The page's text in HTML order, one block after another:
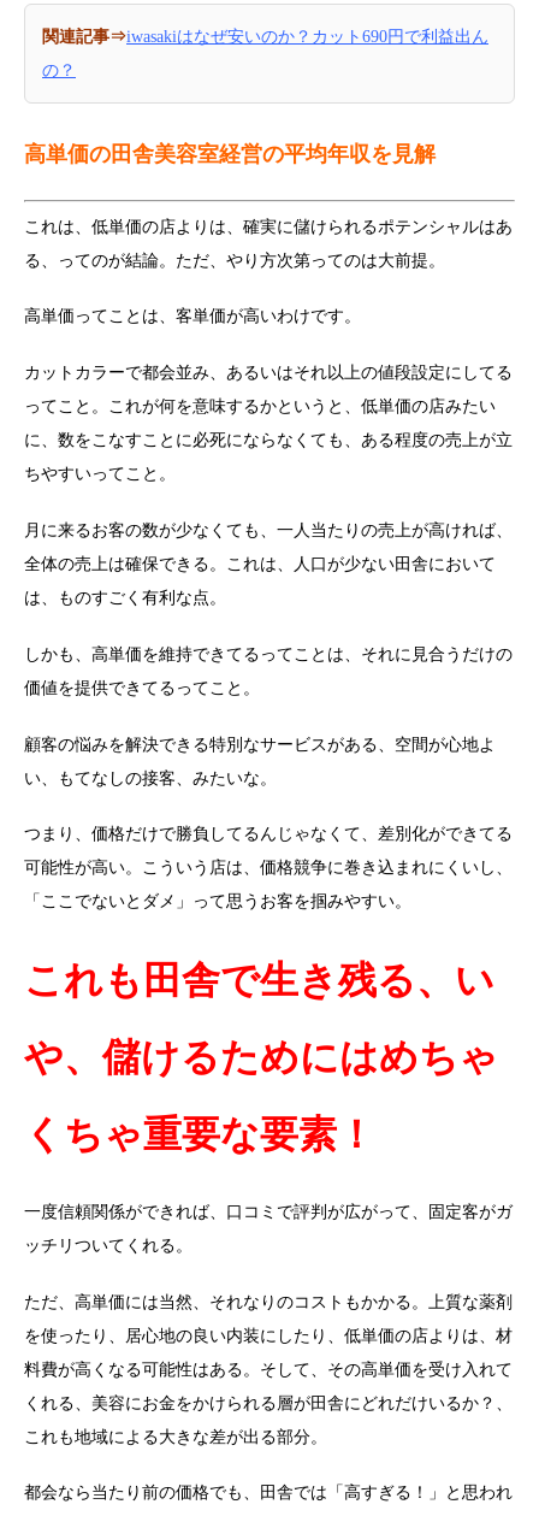
関連記事⇒iwasakiはなぜ安いのか？カット690円で利益出ん
の？
高単価の田舎美容室経営の平均年収を見解
これは、低単価の店よりは、確実に儲けられるポテンシャルはあ
る、ってのが結論。ただ、やり方次第ってのは大前提。
高単価ってことは、客単価が高いわけです。
カットカラーで都会並み、あるいはそれ以上の値段設定にしてる
ってこと。これが何を意味するかというと、低単価の店みたい
に、数をこなすことに必死にならなくても、ある程度の売上が立
ちやすいってこと。
月に来るお客の数が少なくても、一人当たりの売上が高ければ、
全体の売上は確保できる。これは、人口が少ない田舎において
は、ものすごく有利な点。
しかも、高単価を維持できてるってことは、それに見合うだけの
価値を提供できてるってこと。
顧客の悩みを解決できる特別なサービスがある、空間が心地よ
い、もてなしの接客、みたいな。
つまり、価格だけで勝負してるんじゃなくて、差別化ができてる
可能性が高い。こういう店は、価格競争に巻き込まれにくいし、
「ここでないとダメ」って思うお客を掴みやすい。
これも田舎で生き残る、い
や、儲けるためにはめちゃ
くちゃ重要な要素！
一度信頼関係ができれば、口コミで評判が広がって、固定客がガ
ッチリついてくれる。
ただ、高単価には当然、それなりのコストもかかる。上質な薬剤
を使ったり、居心地の良い内装にしたり、低単価の店よりは、材
料費が高くなる可能性はある。そして、その高単価を受け入れて
くれる、美容にお金をかけられる層が田舎にどれだけいるか？、
これも地域による大きな差が出る部分。
都会なら当たり前の価格でも、田舎では「高すぎる！」と思われ